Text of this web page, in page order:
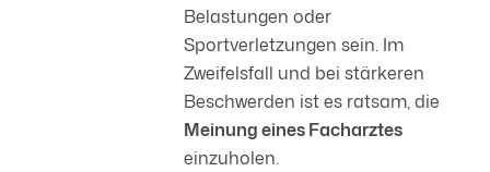
Belastungen oder
Sportverletzungen sein. Im
Zweifelsfall und bei stärkeren
Beschwerden ist es ratsam, die
Meinung eines Facharztes
einzuholen.